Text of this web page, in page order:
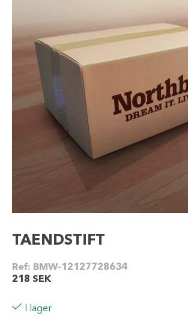
TAENDSTIFT
Ref: BMW-12127728634
218 SEK
I lager